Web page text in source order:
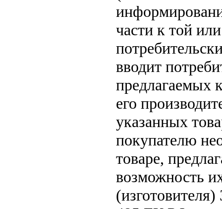
части к той
вводит
предлагаемых
его
указанных
покупателю
товаре,
возможность